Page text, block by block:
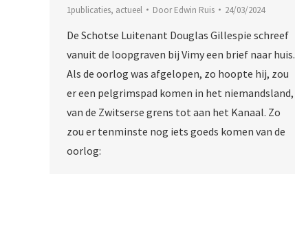
1publicaties, actueel DoorEdwin Ruis 24/03/2024
De Schotse Luitenant Douglas Gillespie schreef
vanuit de loopgraven bij Vimy een brief naar huis.
Als de oorlog was afgelopen, zo hoopte hij, zou
er een pelgrimspad komen in het niemandsland,
van de Zwitserse grens tot aan het Kanaal. Zo
zou er tenminste nog iets goeds komen van de
oorlog: